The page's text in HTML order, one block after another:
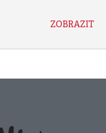
ZOBRAZIT